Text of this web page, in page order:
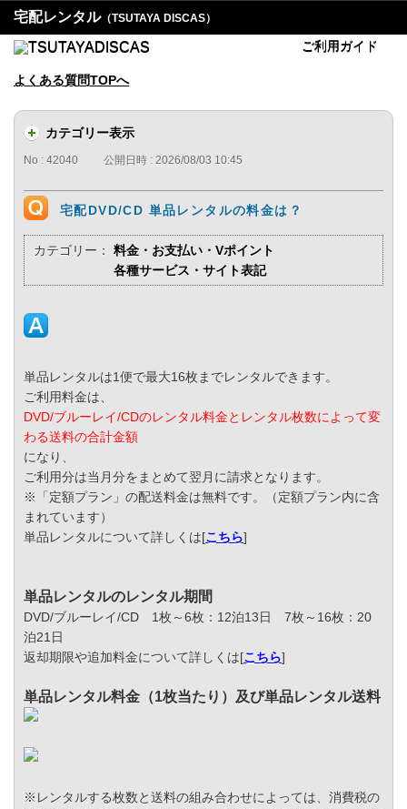
宅配レンタル（TSUTAYA DISCAS）
ご利用ガイド
よくある質問TOPへ
カテゴリー表示
No : 42040 公開日時 : 2026/08/03 10:45
宅配DVD/CD 単品レンタルの料金は？
カテゴリー：
料金・お支払い・Vポイント
各種サービス・サイト表記
単品レンタルは1便で最大16枚までレンタルできます。
ご利用料金は、
DVD/ブルーレイ/CDのレンタル料金とレンタル枚数によって変
わる送料の合計金額
になり、
ご利用分は当月分をまとめて翌月に請求となります。
※「定額プラン」の配送料金は無料です。（定額プラン内に含
まれています）
単品レンタルについて詳しくは[こちら]
単品レンタルのレンタル期間
DVD/ブルーレイ/CD 1枚～6枚：12泊13日 7枚～16枚：20
泊21日
返却期限や追加料金について詳しくは[こちら]
単品レンタル料金（1枚当たり）及び単品レンタル送料
※レンタルする枚数と送料の組み合わせによっては、消費税の